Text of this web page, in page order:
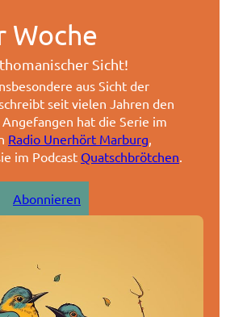
Woche
Sicht!
aus Sicht der
seit vielen Jahren den
Angefangen hat die Serie im
Radio Unerhört Marburg
im Podcast Quatschbrötchen
Abonnieren